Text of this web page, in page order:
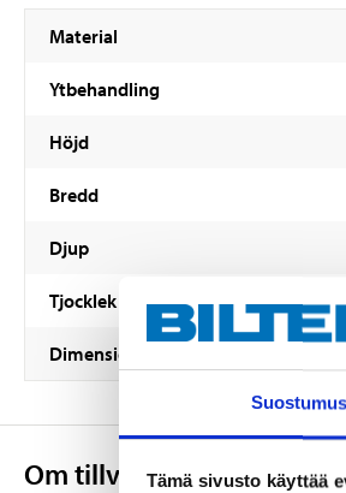
Suostumus
Tämä sivusto käyttää
Material
Ytbehandling
Höjd
Bredd
Djup
Tjocklek
Dimension
Om tillverkaren